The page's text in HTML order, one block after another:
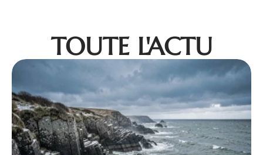
TOUTE L'ACTU